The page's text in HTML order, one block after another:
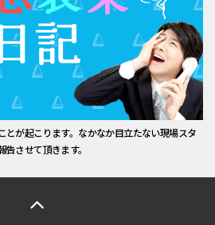
とが起こります。なかなか目立たない現場スタ
させて頂きます。